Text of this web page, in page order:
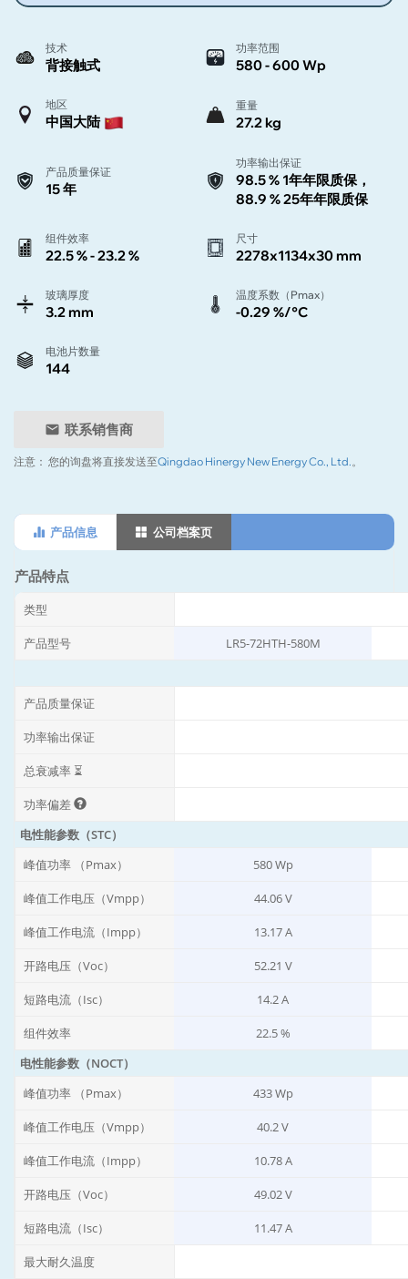
技术
背接触式
功率范围
580 - 600 Wp
地区
中国大陆
重量
27.2 kg
产品质量保证
15 年
功率输出保证
98.5 % 1年年限质保，
88.9 % 25年年限质保
组件效率
22.5 % - 23.2 %
尺寸
2278x1134x30 mm
玻璃厚度
3.2 mm
温度系数（Pmax）
-0.29 %/°C
电池片数量
144
联系销售商
注意： 您的询盘将直接发送至Qingdao Hinergy New Energy Co., Ltd. 。
产品信息 公司档案页
产品特点
类型
产品型号 LR5-72HTH-580M
产品质量保证
功率输出保证
总衰减率 ⏳
功率偏差
电性能参数（STC）
峰值功率 （Pmax）
580 Wp
峰值工作电压（Vmpp） 44.06 V
峰值工作电流（Impp） 13.17 A
开路电压（Voc） 52.21 V
短路电流（Isc） 14.2 A
组件效率
22.5 %
电性能参数（NOCT）
峰值功率 （Pmax）
433 Wp
峰值工作电压（Vmpp） 40.2 V
峰值工作电流（Impp） 10.78 A
开路电压（Voc） 49.02 V
短路电流（Isc） 11.47 A
最大耐久温度